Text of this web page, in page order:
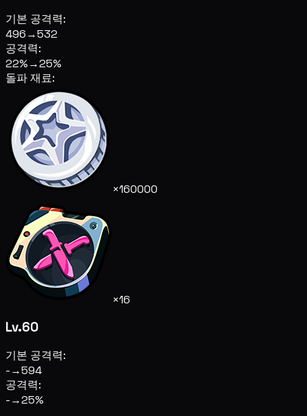
기본 공격력:
496→532
공격력:
22%→25%
돌파 재료:
×160000
×16
Lv.60
기본 공격력:
-→594
공격력:
-→25%